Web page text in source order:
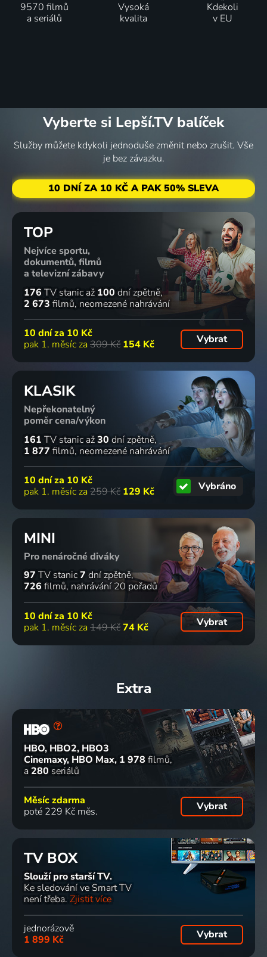
9570 filmů
a seriálů
Vysoká
kvalita
Kdekoli
v EU
Vyberte si Lepší.TV balíček
Služby můžete kdykoli jednoduše změnit nebo zrušit. Vše
je bez závazku.
10 DNÍ ZA 10 KČ A PAK 50% SLEVA
TOP
Nejvíce sportu,
dokumentů, filmů
a televizní zábavy
176 TV stanic až 100 dní zpětně
2 673 filmů neomezené nahrávání
10 dní za 10 Kč
pak 1. měsíc za 309 Kč 154 Kč Vybrat
KLASIK
Nepřekonatelný
poměr cena/výkon
161 TV stanic až30 dní zpětně
1 877 filmů neomezené nahrávání
10 dní za 10 Kč
pak 1. měsíc za 259 Kč 129 Kč Vybráno
MINI
Pro nenáročné diváky
97 TV stanic7 dní zpětně
726 filmů nahrávání 20 pořadů
10 dní za 10 Kč
pak 1. měsíc za 149 Kč74 Kč Vybrat
Extra
HBO, HBO2, HBO3
Cinemaxy, HBO Max 1 978 filmů
a 280 seriálů
Měsíc zdarma
poté 229 Kč měs.
Vybrat
TV BOX
Slouží pro starší TV.
Ke sledování ve Smart TV
není třeba. Zjistit více
jednorázově
1 899 Kč
Vybrat